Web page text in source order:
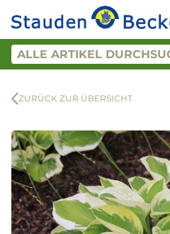
ZURÜCK ZUR ÜBERSICHT